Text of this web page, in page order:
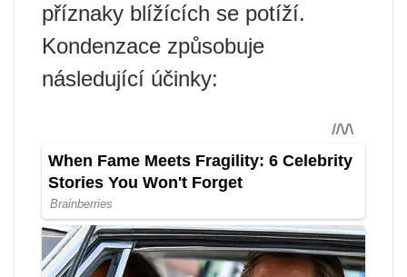
příznaky blížících se potíží.
Kondenzace způsobuje
následující účinky: